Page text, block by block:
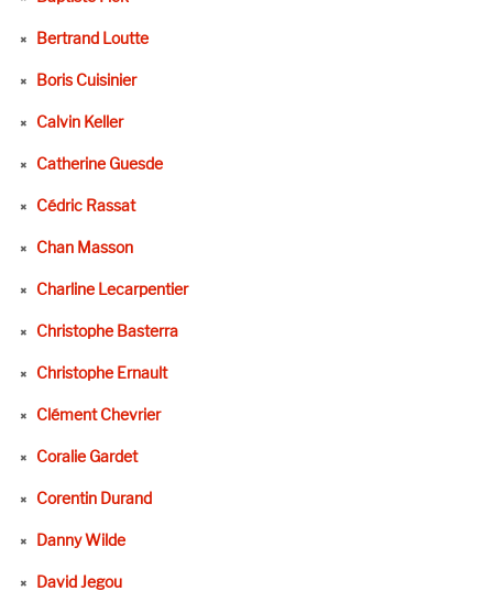
Bertrand Loutte
Boris Cuisinier
Calvin Keller
Catherine Guesde
Cédric Rassat
Chan Masson
Charline Lecarpentier
Christophe Basterra
Christophe Ernault
Clément Chevrier
Coralie Gardet
Corentin Durand
Danny Wilde
David Jegou